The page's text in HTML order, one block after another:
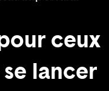
ceux
lancer